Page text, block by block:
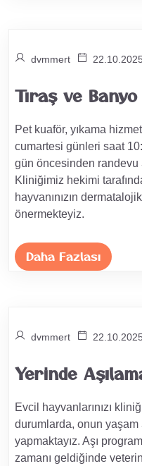
dvmmert 22.10.2025
Tıraş ve Banyo
Pet kuaför, yıkama
cumartesi günleri saat
gün öncesinden
Kliniğimiz hekimi
hayvanınızın
önermekteyiz.
Daha Fazlası
dvmmert 22.10.2025
Yerinde
Evcil hayvanlarınızı
durumlarda, onun
yapmaktayız. Aşı
zamanı geldiğinde